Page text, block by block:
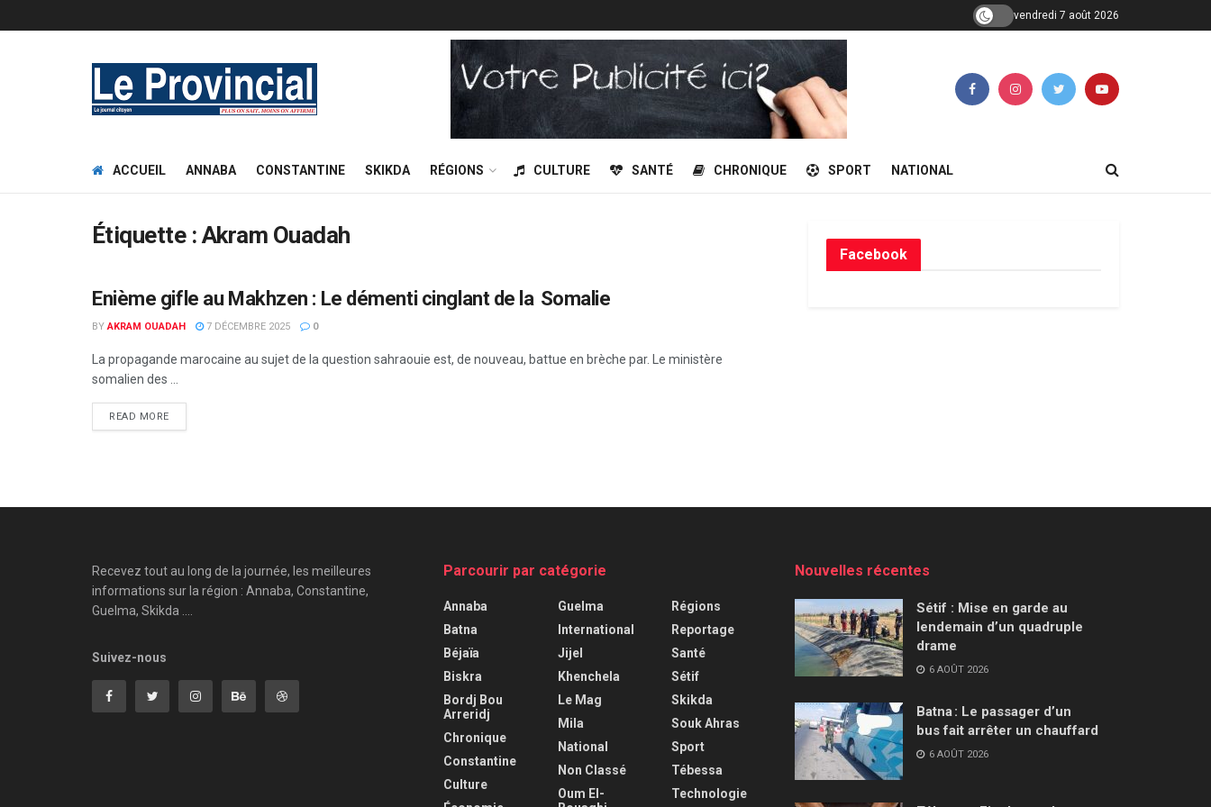
vendredi 7 août 2026
ACCUEIL ANNABA CONSTANTINE SKIKDA RÉGIONS CULTURE SANTÉ CHRONIQUE SPORT NATIONAL
Étiquette : Akram Ouadah
INTERNATIONAL
Enième gifle au Makhzen : Le démenti cinglant de la Somalie
BY AKRAM OUADAH 7 DÉCEMBRE 2025 0
La propagande marocaine au sujet de la question sahraouie est, de nouveau, battue en brèche par. Le ministère
somalien des ...
READ MORE
Facebook
Recevez tout au long de la journée, les meilleures
informations sur la région : Annaba, Constantine,
Guelma, Skikda ....
Suivez-nous
Parcourir par catégorie
Annaba
Batna
Béjaïa
Biskra
Bordj Bou
Arreridj
Chronique
Constantine
Culture
Guelma
International
Jijel
Khenchela
Le Mag
Mila
National
Non Classé
Oum El-
Régions
Reportage
Santé
Sétif
Skikda
Souk Ahras
Sport
Tébessa
Technologie
Nouvelles récentes
Sétif : Mise en garde au
lendemain d’un quadruple
drame
6 AOÛT 2026
Batna : Le passager d’un
bus fait arrêter un chauffard
6 AOÛT 2026